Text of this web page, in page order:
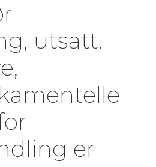
utsatt.
er